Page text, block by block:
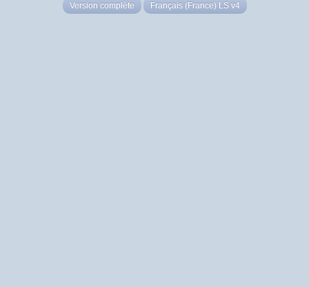
Version complète Français (France) LS v4